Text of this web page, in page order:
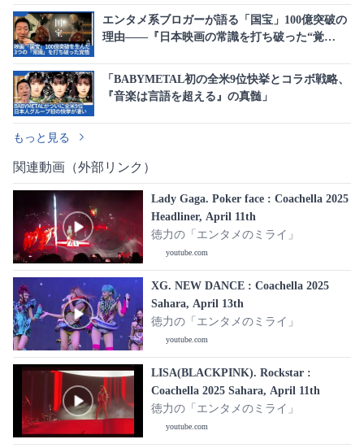
エンタメ系ブロガーが語る「国宝」100億突破の
理由――『日本映画の常識を打ち破った“覚
「BABYMETAL初の全米9位快挙とコラボ戦略、
『音楽は言語を超える』の真髄」
もっと見る
関連動画（外部リンク）
Lady Gaga. Poker face : Coachella 2025
Headliner, April 11th
徳力の「エンタメのミライ」
youtube.com
XG. NEW DANCE : Coachella 2025
Sahara, April 13th
徳力の「エンタメのミライ」
youtube.com
LISA(BLACKPINK). Rockstar :
Coachella 2025 Sahara, April 11th
徳力の「エンタメのミライ」
youtube.com